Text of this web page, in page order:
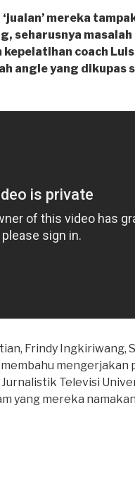
mereka
seharusnya
kepelatihan coach
angle yang dikupas
Frindy Ingkiriwang,
mengerjakan
Televisi
yang mereka